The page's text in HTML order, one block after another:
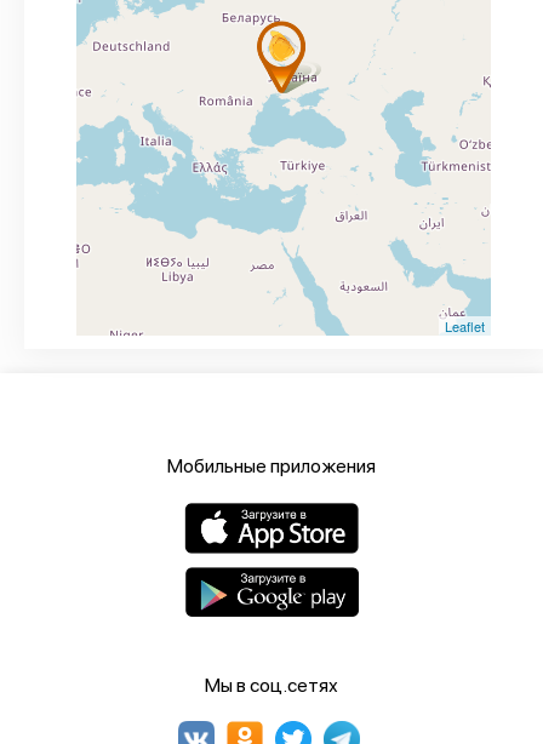
Leaflet
Мобильные приложения
Мы в соц.сетях